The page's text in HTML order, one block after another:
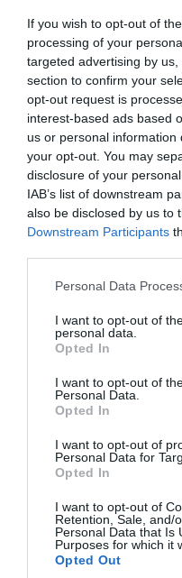
If you wish to opt-out of
processing of your
targeted advertising by
section to confirm your
opt-out request is
interest-based ads based
us or personal
your opt-out. You may
disclosure of your
IAB’s list of downstream
also be disclosed by us to
Downstream Participants
Please note that this
not limited to your visit or
grant or deny consent to
use your data for below
consent section.
Personal Data
I want to opt-out of
personal data.
Opted In
I want to opt-out of
Personal Data.
Opted In
I want to opt-out of
Personal Data for
Opted In
I want to opt-out of
Retention, Sale, and/
Personal Data that Is
Purposes for which it
Opted Out
PRONEWS.GR /ΔΙΕΘΝΕΣ
Η Μπαρτσελόνα
παιχνίδι στο
στη Θέουτα
07.08.2026 | 20:50
PRONEWS.GR /ΔΙΕΘΝΕΣ
H Παρί Σεν Ζερμέν
Μπαρκολά και
07.08.2026 | 19:42